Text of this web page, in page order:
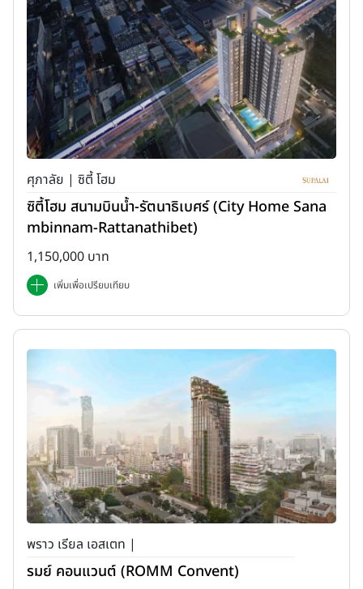
ศุภาลัย | ซิตี้ โฮม
ซิตี้โฮม สนามบินน้ำ-รัตนาธิเบศร์ (City Home Sana
mbinnam-Rattanathibet)
1,150,000 บาท
เพิ่มเพื่อเปรียบเทียบ
พราว เรียล เอสเตท |
รมย์ คอนแวนต์ (ROMM Convent)